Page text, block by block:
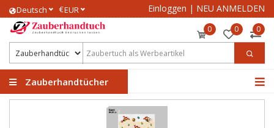
Deutsch €EUR Einloggen | NEU ANMELDEN
0 0 0
Zauberhandtücher